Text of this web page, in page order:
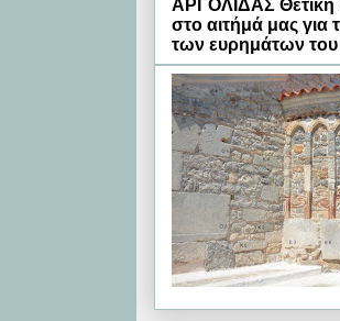
ΑΡΓΟΛΙΔΑΣ Θετική
στο αιτήμά μας για
των ευρημάτων του